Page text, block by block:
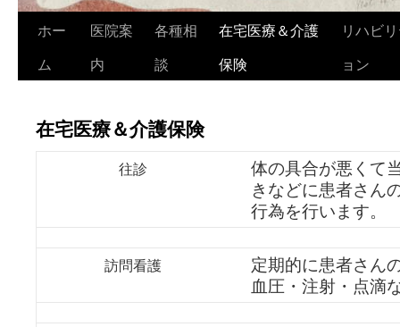
ホー
ム
医院案
内
各種相
談
在宅医療＆介護
保険
リハビ
ョン
在宅医療＆介護保険
往診
体の具合が悪くて
きなどに患者さん
行為を行います。
訪問看護
定期的に患者さん
血圧・注射・点滴